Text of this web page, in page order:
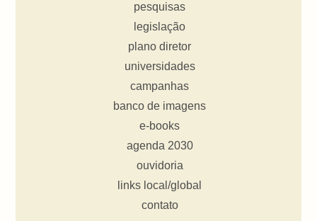
pesquisas
legislação
plano diretor
universidades
campanhas
banco de imagens
e-books
agenda 2030
ouvidoria
links local/global
contato